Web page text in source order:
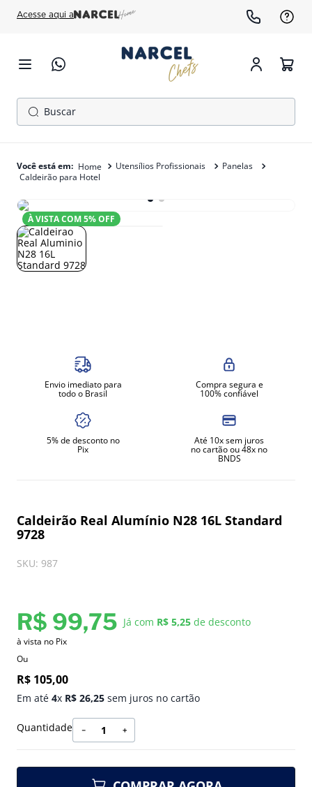
Acesse aqui a
Buscar
Utensílios Profissionais
Panelas
Caldeirão para Hotel
À VISTA COM5% OFF
Envio imediato para
todo o Brasil
Compra segura e
100% confiável
5% de desconto no
Pix
Até 10x sem juros
no cartão ou 48x no
BNDS
Caldeirão Real Alumínio N28 16L Standard
9728
SKU: 987
R$ 99,75 Já com R$ 5,25 de desconto
à vista no Pix
Ou
R$ 105,00
Em até 4x R$ 26,25 sem juros no cartão
Quantidade ＋
－
1º
cafeteira
fogão
3º
freezer
4º
forno
5º
gelopar
exaustor
fritadeira